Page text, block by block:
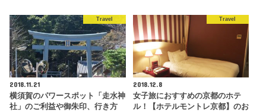
Travel
2018.11.21
横須賀のパワースポット「走水神
社」のご利益や御朱印、行き方
Travel
2018.12.8
女子旅におすすめの京都のホテ
ル！【ホテルモントレ京都】のお